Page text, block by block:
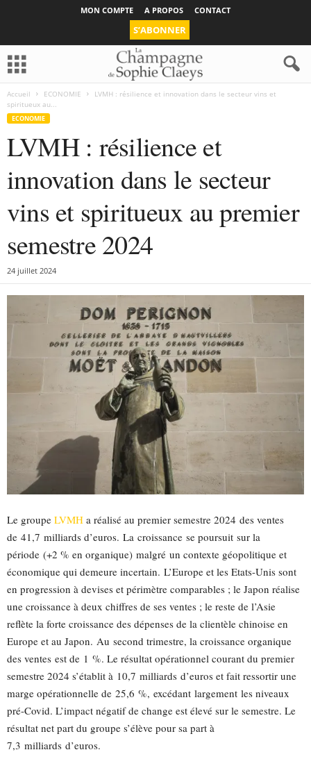
MON COMPTE A PROPOS CONTACT
S’ABONNER
Accueil ECONOMIE
LVMH : résilience et innovation dans le secteur vins et
spiritueux au...
ECONOMIE
LVMH : résilience et
innovation dans le secteur
vins et spiritueux au premier
semestre 2024
24 juillet 2024
Le groupe LVMH a réalisé au premier semestre 2024 des ventes
de 41,7 milliards d’euros. La croissance se poursuit sur la
période (+2 % en organique) malgré un contexte géopolitique et
économique qui demeure incertain. L’Europe et les Etats-Unis sont
en progression à devises et périmètre comparables ; le Japon réalise
une croissance à deux chiffres de ses ventes ; le reste de l’Asie
reflète la forte croissance des dépenses de la clientèle chinoise en
Europe et au Japon. Au second trimestre, la croissance organique
des ventes est de 1 %. Le résultat opérationnel courant du premier
semestre 2024 s’établit à 10,7 milliards d’euros et fait ressortir une
marge opérationnelle de 25,6 %, excédant largement les niveaux
pré-Covid. L’impact négatif de change est élevé sur le semestre. Le
résultat net part du groupe s’élève pour sa part à
7,3 milliards d’euros.